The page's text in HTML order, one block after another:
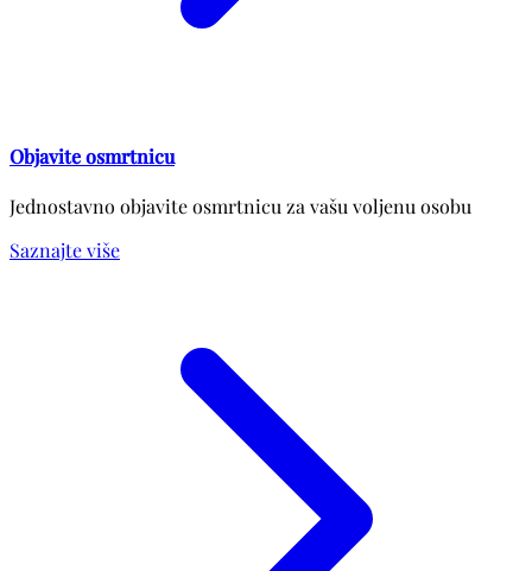
Objavite osmrtnicu
Jednostavno objavite osmrtnicu za vašu voljenu osobu
Saznajte više